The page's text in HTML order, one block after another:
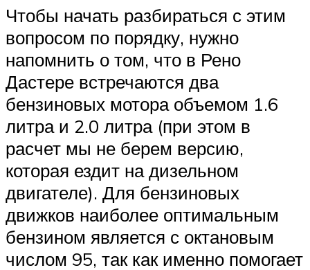
Чтобы начать разбираться с этим
вопросом по порядку, нужно
напомнить о том, что в Рено
Дастере встречаются два
бензиновых мотора объемом 1.6
литра и 2.0 литра (при этом в
расчет мы не берем версию,
которая ездит на дизельном
двигателе). Для бензиновых
движков наиболее оптимальным
бензином является с октановым
числом 95, так как именно помогает